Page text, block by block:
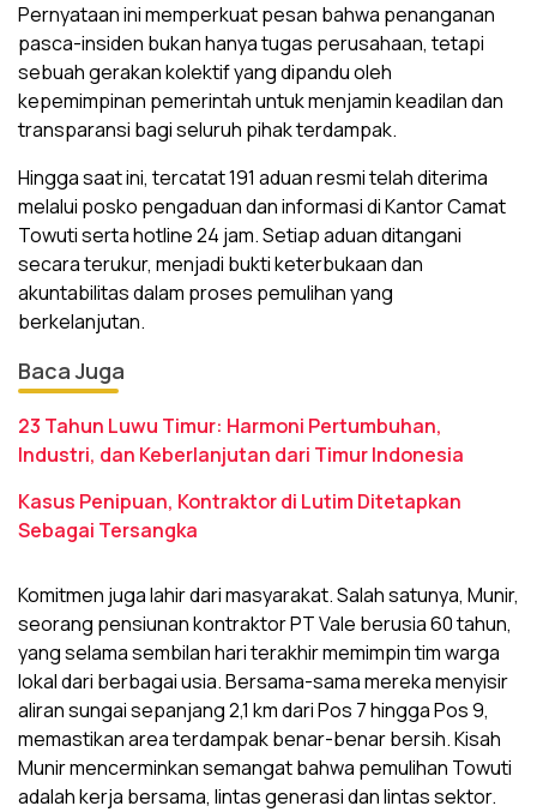
Pernyataan ini memperkuat pesan bahwa penanganan
pasca-insiden bukan hanya tugas perusahaan, tetapi
sebuah gerakan kolektif yang dipandu oleh
kepemimpinan pemerintah untuk menjamin keadilan dan
transparansi bagi seluruh pihak terdampak.
Hingga saat ini, tercatat 191 aduan resmi telah diterima
melalui posko pengaduan dan informasi di Kantor Camat
Towuti serta hotline 24 jam. Setiap aduan ditangani
secara terukur, menjadi bukti keterbukaan dan
akuntabilitas dalam proses pemulihan yang
berkelanjutan.
Baca Juga
23 Tahun Luwu Timur: Harmoni Pertumbuhan,
Industri, dan Keberlanjutan dari Timur Indonesia
Kasus Penipuan, Kontraktor di Lutim Ditetapkan
Sebagai Tersangka
Komitmen juga lahir dari masyarakat. Salah satunya, Munir,
seorang pensiunan kontraktor PT Vale berusia 60 tahun,
yang selama sembilan hari terakhir memimpin tim warga
lokal dari berbagai usia. Bersama-sama mereka menyisir
aliran sungai sepanjang 2,1 km dari Pos 7 hingga Pos 9,
memastikan area terdampak benar-benar bersih. Kisah
Munir mencerminkan semangat bahwa pemulihan Towuti
adalah kerja bersama, lintas generasi dan lintas sektor.